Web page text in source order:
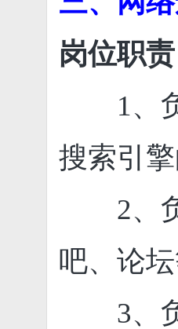
岗位职
1、
搜索引
2、
吧、论
3、